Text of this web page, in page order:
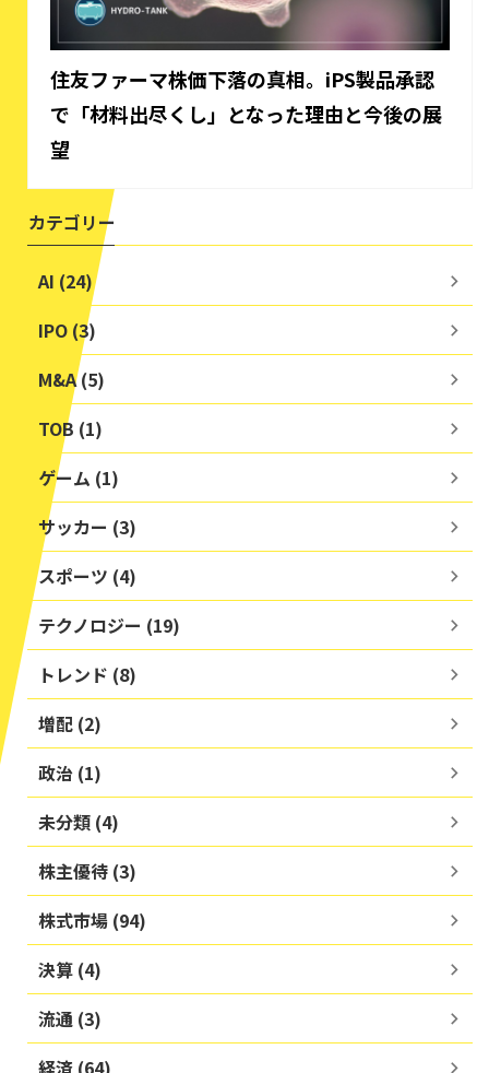
住友ファーマ株価下落の真相。iPS製品承認
で「材料出尽くし」となった理由と今後の展
望
カテゴリー
AI (24)
IPO (3)
M&A (5)
TOB (1)
ゲーム (1)
サッカー (3)
スポーツ (4)
テクノロジー (19)
トレンド (8)
増配 (2)
政治 (1)
未分類 (4)
株主優待 (3)
株式市場 (94)
決算 (4)
流通 (3)